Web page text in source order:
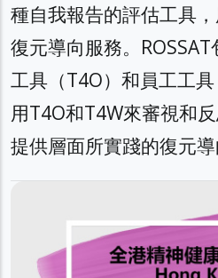
種自我報告的評估工具
復元導向服務。
工具（T4O）和員工工
用T4O和T4W來審視和
提供層面所實踐的復元導